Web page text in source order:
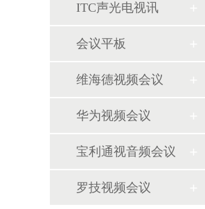
ITC声光电视讯
会议平板
维海德视频会议
华为视频会议
宝利通视音频会议
罗技视频会议